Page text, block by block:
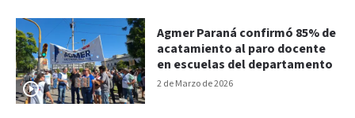
2 de Marzo de 2026
Agmer Paraná confirmó 85% de
acatamiento al paro docente
en escuelas del departamento